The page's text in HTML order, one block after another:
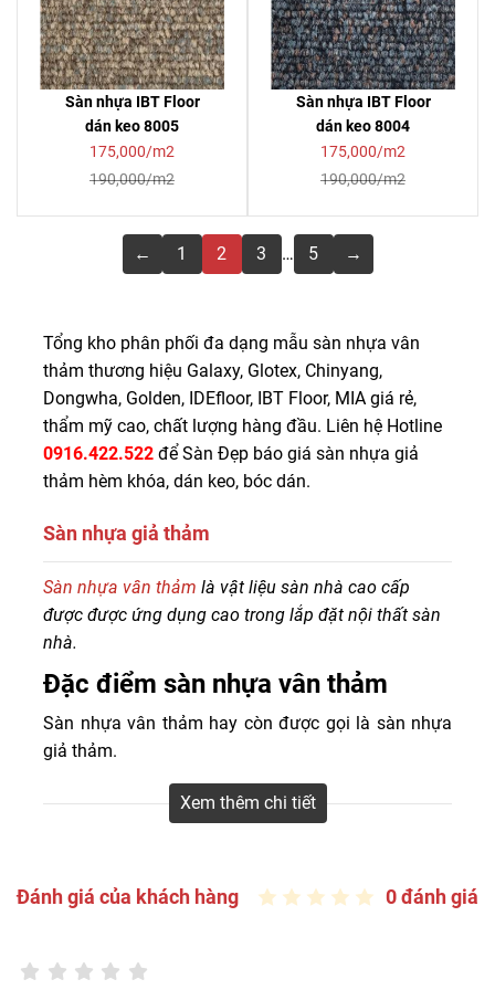
Sàn nhựa IBT Floor
dán keo 8005
175,000/m2
190,000/m2
Sàn nhựa IBT Floor
dán keo 8004
175,000/m2
190,000/m2
← 1 2 3 … 5 →
Tổng kho phân phối đa dạng mẫu sàn nhựa vân
thảm thương hiệu Galaxy, Glotex, Chinyang,
Dongwha, Golden, IDEfloor, IBT Floor, MIA giá rẻ,
thẩm mỹ cao, chất lượng hàng đầu. Liên hệ Hotline
0916.422.522 để Sàn Đẹp báo giá sàn nhựa giả
thảm hèm khóa, dán keo, bóc dán.
Sàn nhựa giả thảm
Tổng kho phân phối đa dạng mẫu sàn nhựa vân thảm
thương hiệu Galaxy, Glotex, Chinyang, Dongwha, Golden,
IDEfloor, IBT Floor, MIA giá rẻ, thẩm mỹ cao, chất lượng
giá sàn nhựa giả thảm hèm khóa, dán keo, bóc dán.
Sàn nhựa vân thảm là vật liệu sàn nhà cao cấp
được được ứng dụng cao trong lắp đặt nội thất sàn
nhà.
Đặc điểm sàn nhựa vân thảm
Sàn nhựa vân thảm hay còn được gọi là sàn nhựa
giả thảm.
Là vật liệu được cấu tạo bởi bột đá và nhựa nguyên
sinh SPC hoặc PVC được nén bằng công nghệ hiện
Xem thêm chi tiết
Đánh giá của khách hàng 0 đánh giá